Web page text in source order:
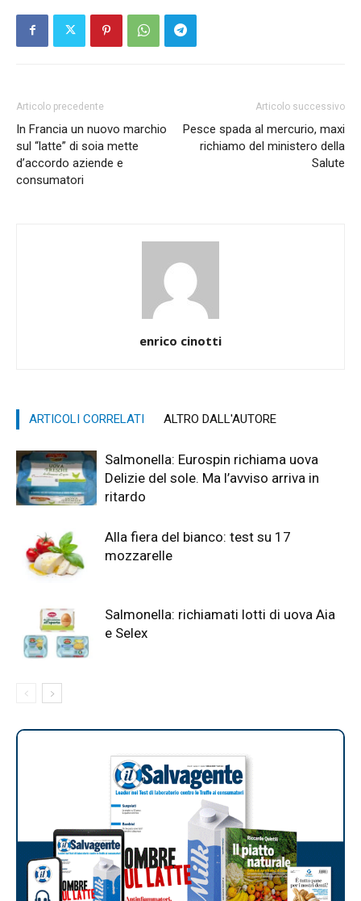
Articolo precedente
In Francia un nuovo marchio
sul “latte” di soia mette
d’accordo aziende e
consumatori
Articolo successivo
Pesce spada al mercurio, maxi
richiamo del ministero della
Salute
enrico cinotti
ARTICOLI CORRELATI ALTRO DALL'AUTORE
Salmonella: Eurospin richiama uova
Delizie del sole. Ma l’avviso arriva in
ritardo
Alla fiera del bianco: test su 17
mozzarelle
Salmonella: richiamati lotti di uova Aia
e Selex